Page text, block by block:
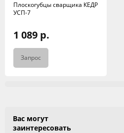
Плоскогубцы сварщика КЕДР
УСП-7
1 089 р.
Запрос
Вас могут
заинтересовать